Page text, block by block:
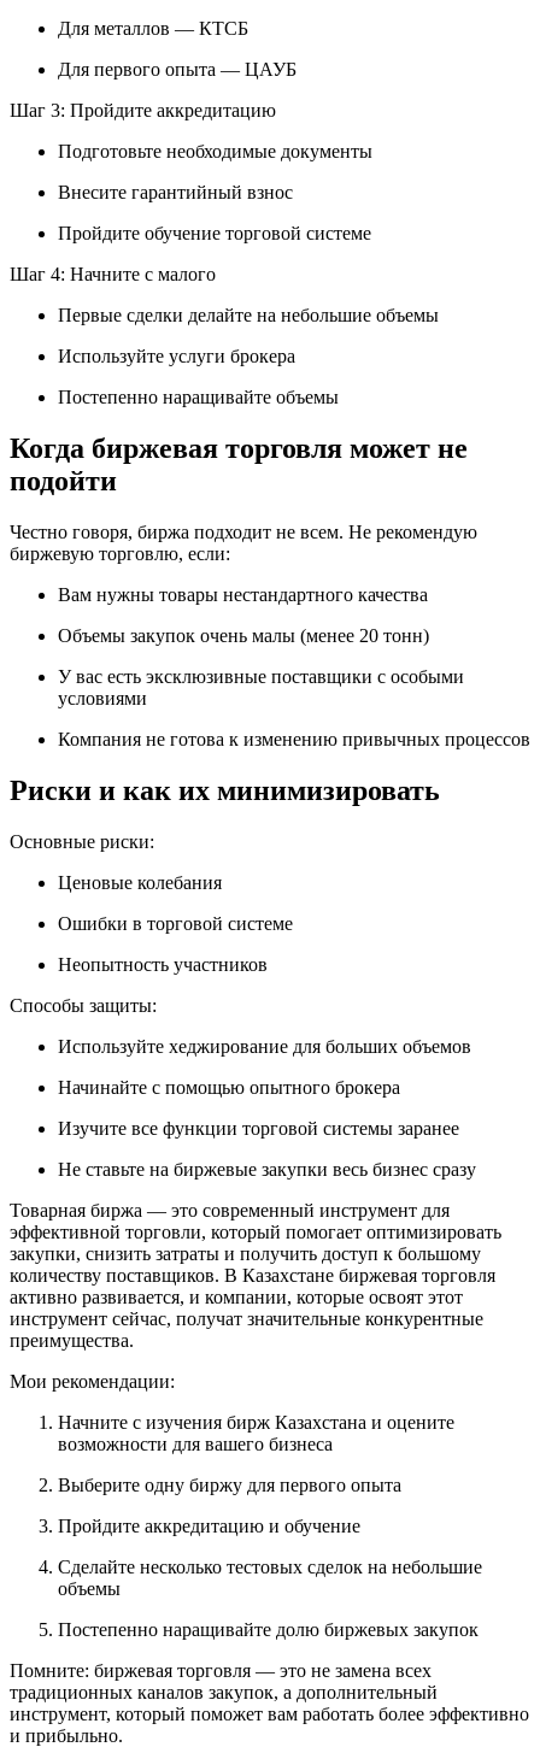
Для металлов — КТСБ
Для первого опыта — ЦАУБ
Шаг 3: Пройдите аккредитацию
Подготовьте необходимые документы
Внесите гарантийный взнос
Пройдите обучение торговой системе
Шаг 4: Начните с малого
Первые сделки делайте на небольшие объемы
Используйте услуги брокера
Постепенно наращивайте объемы
Когда биржевая торговля может не
подойти
Честно говоря, биржа подходит не всем. Не рекомендую
биржевую торговлю, если:
Вам нужны товары нестандартного качества
Объемы закупок очень малы (менее 20 тонн)
У вас есть эксклюзивные поставщики с особыми
условиями
Компания не готова к изменению привычных процессов
Риски и как их минимизировать
Основные риски:
Ценовые колебания
Ошибки в торговой системе
Неопытность участников
Способы защиты:
Используйте хеджирование для больших объемов
Начинайте с помощью опытного брокера
Изучите все функции торговой системы заранее
Не ставьте на биржевые закупки весь бизнес сразу
Товарная биржа — это современный инструмент для
эффективной торговли, который помогает оптимизировать
закупки, снизить затраты и получить доступ к большому
количеству поставщиков. В Казахстане биржевая торговля
активно развивается, и компании, которые освоят этот
инструмент сейчас, получат значительные конкурентные
преимущества.
Мои рекомендации:
Начните с изучения бирж Казахстана и оцените
возможности для вашего бизнеса
Выберите одну биржу для первого опыта
Пройдите аккредитацию и обучение
Сделайте несколько тестовых сделок на небольшие
объемы
Постепенно наращивайте долю биржевых закупок
Помните: биржевая торговля — это не замена всех
традиционных каналов закупок, а дополнительный
инструмент, который поможет вам работать более эффективно
и прибыльно.